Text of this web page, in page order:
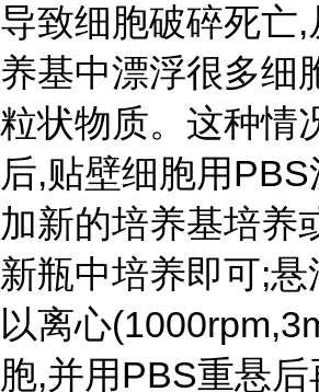
导致细胞破碎死亡,
养基中漂浮很多细
粒状物质。这种情
后,贴壁细胞用
加新的培养基培养
新瓶中培养即可;
以离心
胞,并用PBS重悬